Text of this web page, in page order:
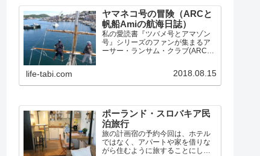
ヤマネコ号の冒険（ARCと
帆船Amiの航海日誌）
私の愛読書『ツバメ号とアマゾン
号』シリーズのファンが集まるア
ーサー・ランサム・クラブ(ARC)
島』に出てくるスクーナー「ヤマ
ネコ号」にそっくりな帆船Amiと出
life-tabi.com 2018.08.15
ポーランド・スロバキア民
泊旅行
旅の計画宿の予約今回は、ホテル
ではなく、アパートや家を借りな
がら住むように旅することにしま